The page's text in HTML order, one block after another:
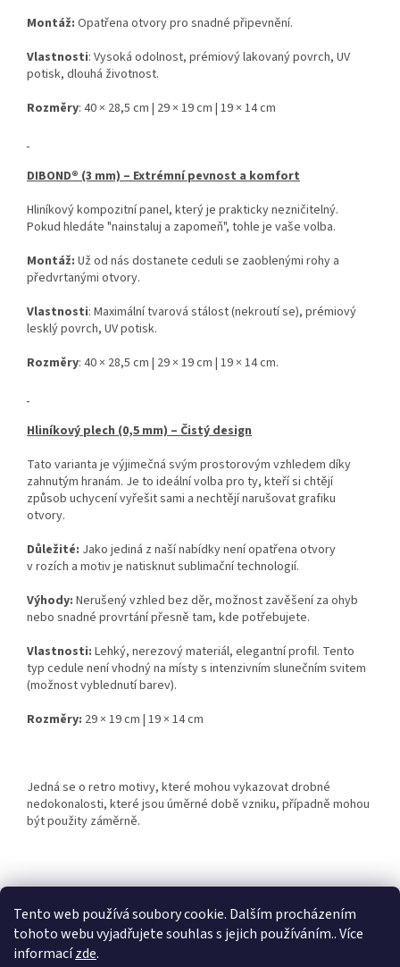
Tento web používá soubory cookie. Dalším procházením
tohoto webu vyjadřujete souhlas s jejich používáním.. Více
informacízde.
Montáž: Opatřena otvory pro snadné připevnění.
Vlastnosti: Vysoká odolnost, prémiový lakovaný povrch, UV
potisk, dlouhá životnost.
Rozměry: 40 × 28,5 cm | 29 × 19 cm | 19 × 14 cm
DIBOND® (3 mm) – Extrémní pevnost a komfort
Hliníkový kompozitní panel, který je prakticky nezničitelný.
Pokud hledáte "nainstaluj a zapomeň", tohle je vaše volba.
Montáž: Už od nás dostanete ceduli se zaoblenými rohy a
předvrtanými otvory.
Vlastnosti: Maximální tvarová stálost (nekroutí se), prémiový
lesklý povrch, UV potisk.
Rozměry: 40 × 28,5 cm | 29 × 19 cm | 19 × 14 cm.
Hliníkový plech (0,5 mm) – Čistý design
Tato varianta je výjimečná svým prostorovým vzhledem díky
zahnutým hranám. Je to ideální volba pro ty, kteří si chtějí
způsob uchycení vyřešit sami a nechtějí narušovat grafiku
otvory.
Důležité: Jako jediná z naší nabídky není opatřena otvory
v rozích a motiv je natisknut sublimační technologií.
Výhody: Nerušený vzhled bez děr, možnost zavěšení za ohyb
nebo snadné provrtání přesně tam, kde potřebujete.
Vlastnosti: Lehký, nerezový materiál, elegantní profil. Tento
typ cedule není vhodný na místy s intenzivním slunečním svitem
(možnost vyblednutí barev).
Rozměry: 29 × 19 cm | 19 × 14 cm
Jedná se o retro motivy, které mohou vykazovat drobné
nedokonalosti, které jsou úměrné době vzniku, případně mohou
být použity záměrně.
Z
Retro-Darky.cz Krowki.cz